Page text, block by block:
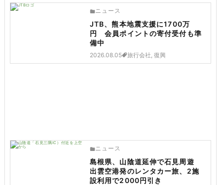
ニュース
JTB、熊本地震支援に1700万
円 会員ポイントの寄付受付も準
備中
2026.08.05 旅行会社, 復興
ニュース
島根県、山陰道延伸で石見周遊
出雲空港発のレンタカー旅、2施
設利用で2000円引き